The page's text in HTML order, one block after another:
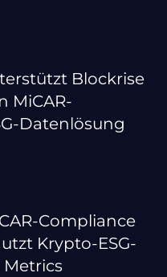
Blockrise
MiCAR-
Datenlösung
Compliance
Krypto-ESG-